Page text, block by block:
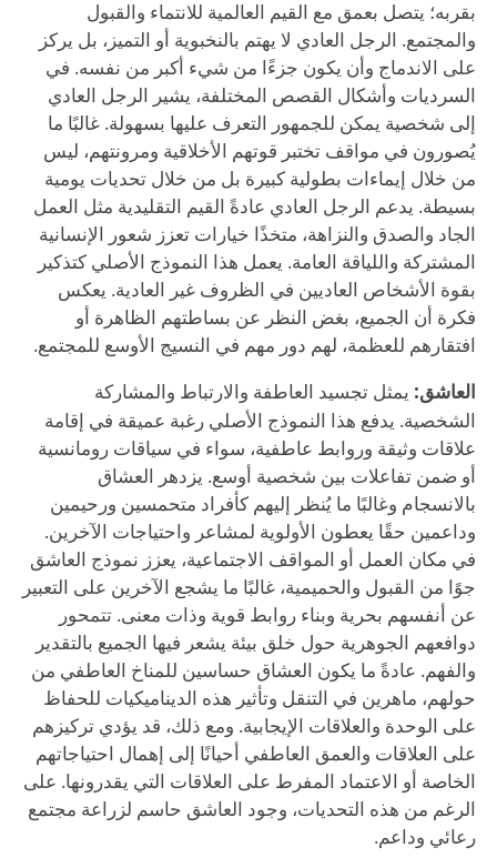
بقربه؛ يتصل بعمق مع القيم العالمية للانتماء والقبول
والمجتمع. الرجل العادي لا يهتم بالنخبوية أو التميز، بل يركز
على الاندماج وأن يكون جزءًا من شيء أكبر من نفسه. في
السرديات وأشكال القصص المختلفة، يشير الرجل العادي
إلى شخصية يمكن للجمهور التعرف عليها بسهولة. غالبًا ما
يُصورون في مواقف تختبر قوتهم الأخلاقية ومرونتهم، ليس
من خلال إيماءات بطولية كبيرة بل من خلال تحديات يومية
بسيطة. يدعم الرجل العادي عادةً القيم التقليدية مثل العمل
الجاد والصدق والنزاهة، متخذًا خيارات تعزز شعور الإنسانية
المشتركة واللياقة العامة. يعمل هذا النموذج الأصلي كتذكير
بقوة الأشخاص العاديين في الظروف غير العادية. يعكس
فكرة أن الجميع، بغض النظر عن بساطتهم الظاهرة أو
افتقارهم للعظمة، لهم دور مهم في النسيج الأوسع للمجتمع.
العاشق: يمثل تجسيد العاطفة والارتباط والمشاركة
الشخصية. يدفع هذا النموذج الأصلي رغبة عميقة في إقامة
علاقات وثيقة وروابط عاطفية، سواء في سياقات رومانسية
أو ضمن تفاعلات بين شخصية أوسع. يزدهر العشاق
بالانسجام وغالبًا ما يُنظر إليهم كأفراد متحمسين ورحيمين
وداعمين حقًا يعطون الأولوية لمشاعر واحتياجات الآخرين.
في مكان العمل أو المواقف الاجتماعية، يعزز نموذج العاشق
جوًا من القبول والحميمية، غالبًا ما يشجع الآخرين على التعبير
عن أنفسهم بحرية وبناء روابط قوية وذات معنى. تتمحور
دوافعهم الجوهرية حول خلق بيئة يشعر فيها الجميع بالتقدير
والفهم. عادةً ما يكون العشاق حساسين للمناخ العاطفي من
حولهم، ماهرين في التنقل وتأثير هذه الديناميكيات للحفاظ
على الوحدة والعلاقات الإيجابية. ومع ذلك، قد يؤدي تركيزهم
على العلاقات والعمق العاطفي أحيانًا إلى إهمال احتياجاتهم
الخاصة أو الاعتماد المفرط على العلاقات التي يقدرونها. على
الرغم من هذه التحديات، وجود العاشق حاسم لزراعة مجتمع
رعائي وداعم.